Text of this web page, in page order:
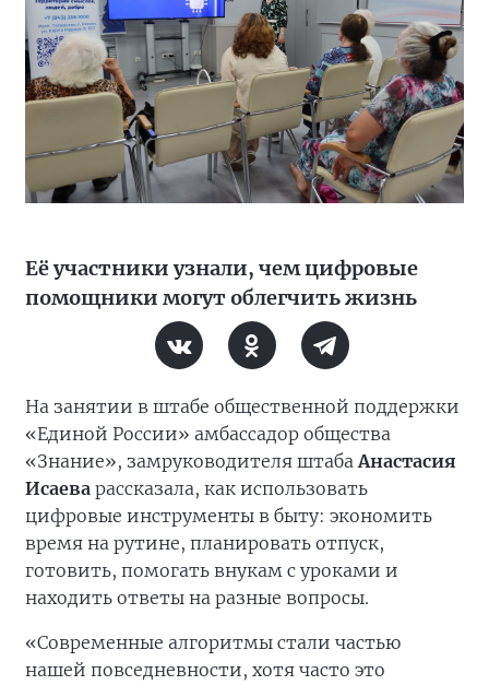
Её участники узнали, чем цифровые
помощники могут облегчить жизнь
На занятии в штабе общественной поддержки
«Единой России» амбассадор общества
«Знание», замруководителя штабаАнастасия
Исаева рассказала, как использовать
цифровые инструменты в быту: экономить
время на рутине, планировать отпуск,
готовить, помогать внукам с уроками и
находить ответы на разные вопросы.
«Современные алгоритмы стали частью
нашей повседневности, хотя часто это